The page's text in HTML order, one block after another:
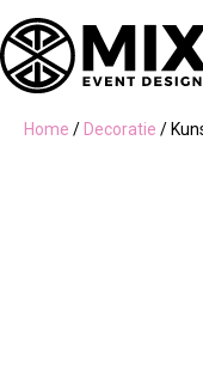
Home / Decoratie /